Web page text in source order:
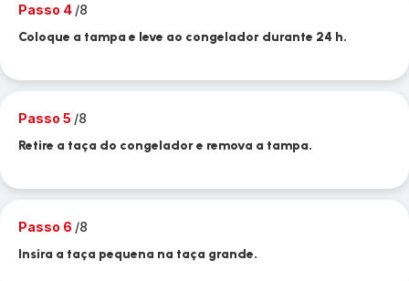
Passo 4 /8
Coloque a tampa e leve ao congelador durante 24 h.
Passo 5 /8
Retire a taça do congelador e remova a tampa.
Passo 6 /8
Insira a taça pequena na taça grande.